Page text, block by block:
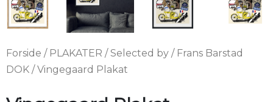
Forside / PLAKATER /Selected by / Frans Barstad
DOK / Vingegaard Plakat